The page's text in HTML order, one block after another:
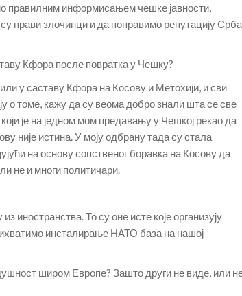
правилним информисањем чешке јавности,
злочинци и да поправимо репутацију Срба
Кфора после повратка у Чешку?
у саставу Кфора на Косову и Метохији, и сви
о томе, кажу да су веома добро знали шта се све
је на једном мом предавању у Чешкој рекао да
није истина. У моју одбрану тада су стала
на основу сопственог боравка на Косову да
не и многи политичари.
иностранства. То су оне исте које организују
инсталирање НАТО база на нашој
широм Европе? Зашто други не виде, или